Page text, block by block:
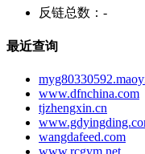
反链总数： -
最近查询
www.dfnchina.com
tjzhengxin.cn
wangdafeed.com